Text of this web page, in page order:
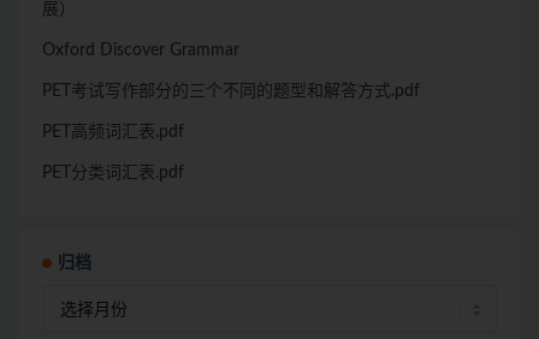
展）
Oxford Discover Grammar
PET考试写作部分的三个不同的题型和解答方式.pdf
PET高频词汇表.pdf
PET分类词汇表.pdf
归档